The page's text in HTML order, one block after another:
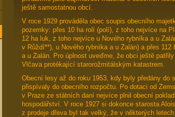
ještě samostatnou obcí.
V roce 1929 prováděla obec soupis obecního
pozemky: přes 10 ha rolí (polí), z toho nejvíce na
12 ha luk, z toho nejvíce u Nového rybníka a u
v Růždí**), u Nového rybníka a u Zalán) a přes
a u Zalán. Pro úplnost uveďme, že obci ještě
Vlčava protékající starorožmitálským katastrem.
Obecní lesy až do roku 1953, kdy byly předány do
přispívaly do obecního rozpočtu. Po dotaci od
v Praze ze státních daní nejvíce plnil obecní
hospodářství. V roce 1927 si dokonce starosta
z prodeje dřeva byl tak velký, že v některých